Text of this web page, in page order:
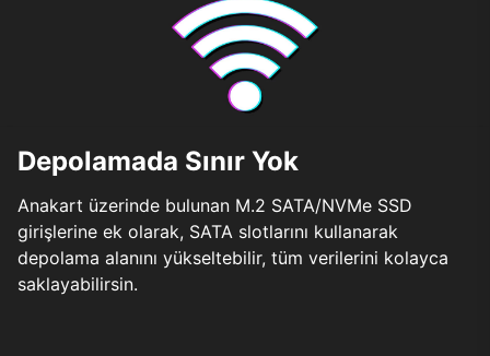
Depolamada Sınır Yok
Anakart üzerinde bulunan M.2 SATA/NVMe SSD
girişlerine ek olarak, SATA slotlarını kullanarak
depolama alanını yükseltebilir, tüm verilerini kolayca
saklayabilirsin.